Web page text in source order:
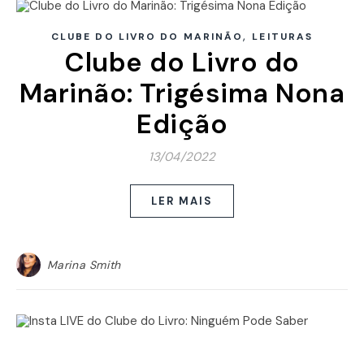
CLUBE DO LIVRO DO MARINÃO, LEITURAS
Clube do Livro do
Marinão: Trigésima Nona
Edição
13/04/2022
LER MAIS
Marina Smith